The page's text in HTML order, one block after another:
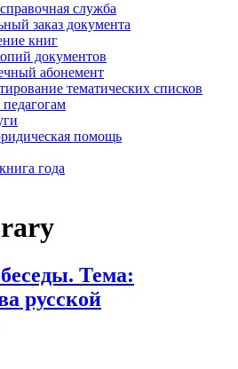
служба
заказ документа
книг
документов
абонемент
тематических списков
помощь
года
Тема:
русской